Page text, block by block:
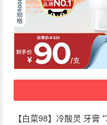
【白菜98】冷酸灵 牙膏